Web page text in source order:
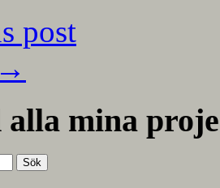
post
→
alla mina